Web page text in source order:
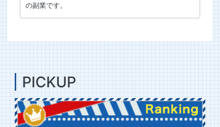
の副業です。
PICKUP